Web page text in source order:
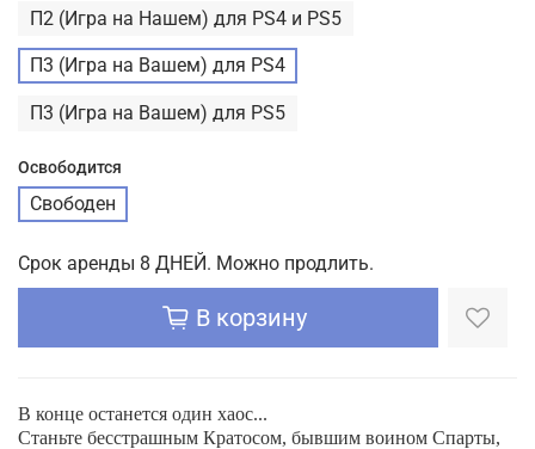
П2 (Игра на Нашем) для PS4 и PS5
П3 (Игра на Вашем) для PS4
П3 (Игра на Вашем) для PS5
Освободится
Свободен
Срок аренды 8 ДНЕЙ. Можно продлить.
В корзину
В конце останется один хаос...
Станьте бесстрашным Кратосом, бывшим воином Спарты,